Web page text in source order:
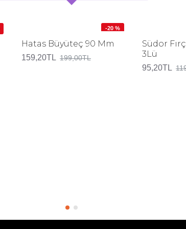
-20 %
Hatas Büyüteç 90 Mm
159,20TL 199,00TL
Südor
3Lü
95,20TL